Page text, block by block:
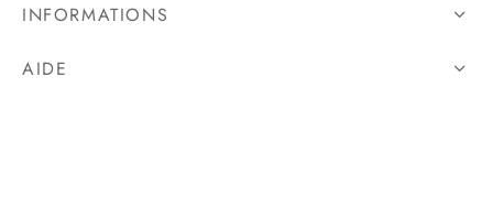
INFORMATIONS
AIDE